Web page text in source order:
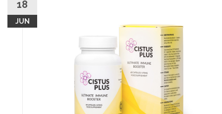
18
JUN